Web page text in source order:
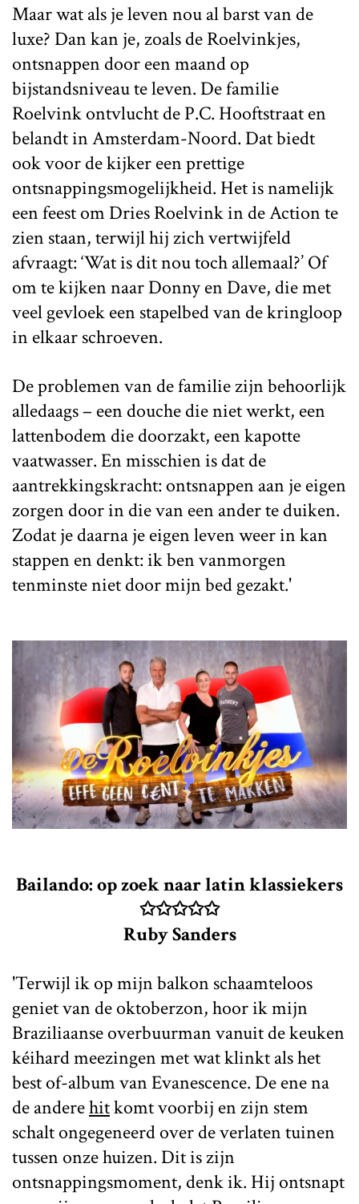
Maar wat als je leven nou al barst van de
luxe? Dan kan je, zoals de Roelvinkjes,
ontsnappen door een maand op
bijstandsniveau te leven. De familie
Roelvink ontvlucht de P.C. Hooftstraat en
belandt in Amsterdam-Noord. Dat biedt
ook voor de kijker een prettige
ontsnappingsmogelijkheid. Het is namelijk
een feest om Dries Roelvink in de Action te
zien staan, terwijl hij zich vertwijfeld
afvraagt: ‘Wat is dit nou toch allemaal?’ Of
om te kijken naar Donny en Dave, die met
veel gevloek een stapelbed van de kringloop
in elkaar schroeven.
De problemen van de familie zijn behoorlijk
alledaags – een douche die niet werkt, een
lattenbodem die doorzakt, een kapotte
vaatwasser. En misschien is dat de
aantrekkingskracht: ontsnappen aan je eigen
zorgen door in die van een ander te duiken.
Zodat je daarna je eigen leven weer in kan
stappen en denkt: ik ben vanmorgen
tenminste niet door mijn bed gezakt.'
Bailando: op zoek naar latin klassiekers
✩✩✩✩✩
Ruby Sanders
'Terwijl ik op mijn balkon schaamteloos
geniet van de oktoberzon, hoor ik mijn
Braziliaanse overbuurman vanuit de keuken
kéihard meezingen met wat klinkt als het
best of-album van Evanescence. De ene na
de anderehitkomt voorbij en zijn stem
schalt ongegeneerd over de verlaten tuinen
tussen onze huizen. Dit is zijn
ontsnappingsmoment, denk ik. Hij ontsnapt